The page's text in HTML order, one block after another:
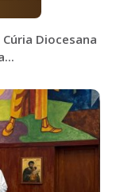
Diocesana